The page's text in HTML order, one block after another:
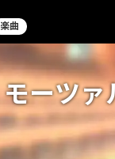
楽曲
モーツァ